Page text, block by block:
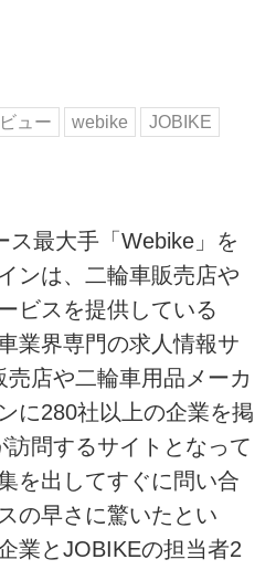
ュー webike
JOBIKE
ス最大手「Webike」を
ンは、二輪車販売店や
ビスを提供している
業界専門の求人情報サ
店や二輪車用品メーカ
に280社以上の企業を掲
問するサイトとなって
を出してすぐに問い合
の早さに驚いたとい
業とJOBIKEの担当者2